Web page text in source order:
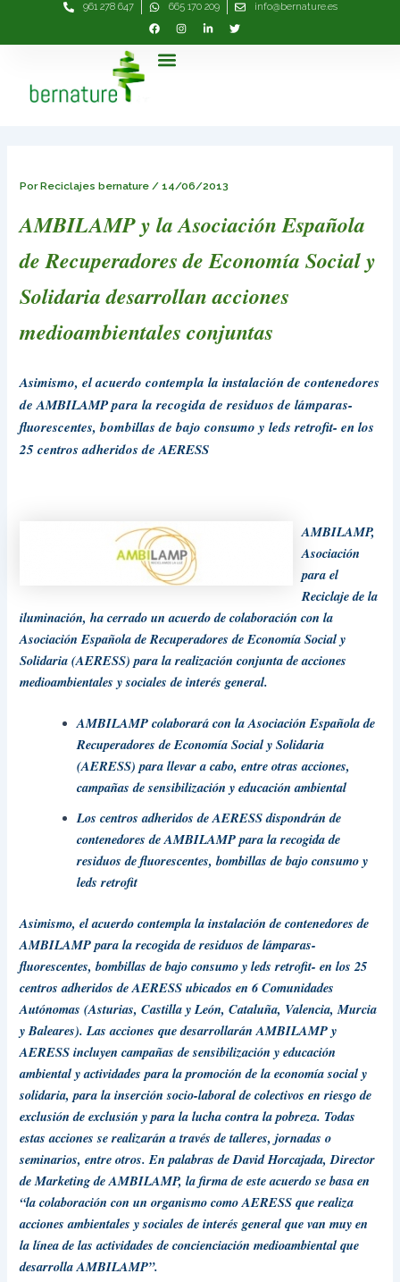
961 278 647 665 170 209 info@bernature.es
Menú
PorReciclajes bernature /14/06/2013
AMBILAMP y la Asociación Española
de Recuperadores de Economía Social y
Solidaria desarrollan acciones
medioambientales conjuntas
Asimismo, el acuerdo contempla la instalación de contenedores
de AMBILAMP para la recogida de residuos de lámparas-
fluorescentes, bombillas de bajo consumo y leds retrofit- en los
25 centros adheridos de AERESS
AMBILAMP,
Asociación
para el
Reciclaje de la
iluminación, ha cerrado un acuerdo de colaboración con la
Asociación Española de Recuperadores de Economía Social y
Solidaria (AERESS) para la realización conjunta de acciones
medioambientales y sociales de interés general.
AMBILAMP colaborará con la Asociación Española de
Recuperadores de Economía Social y Solidaria
(AERESS) para llevar a cabo, entre otras acciones,
campañas de sensibilización y educación ambiental
Los centros adheridos de AERESS dispondrán de
contenedores de AMBILAMP para la recogida de
residuos de fluorescentes, bombillas de bajo consumo y
leds retrofit
Asimismo, el acuerdo contempla la instalación de contenedores de
AMBILAMP para la recogida de residuos de lámparas-
fluorescentes, bombillas de bajo consumo y leds retrofit- en los 25
centros adheridos de AERESS ubicados en 6 Comunidades
Autónomas (Asturias, Castilla y León, Cataluña, Valencia, Murcia
y Baleares). Las acciones que desarrollarán AMBILAMP y
AERESS incluyen campañas de sensibilización y educación
ambiental y actividades para la promoción de la economía social y
solidaria, para la inserción socio-laboral de colectivos en riesgo de
exclusión de exclusión y para la lucha contra la pobreza. Todas
estas acciones se realizarán a través de talleres, jornadas o
seminarios, entre otros. En palabras de David Horcajada, Director
de Marketing de AMBILAMP, la firma de este acuerdo se basa en
“la colaboración con un organismo como AERESS que realiza
acciones ambientales y sociales de interés general que van muy en
la línea de las actividades de concienciación medioambiental que
desarrolla AMBILAMP”.
Navegación